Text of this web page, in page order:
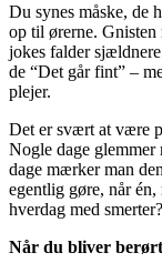
Du synes måske, de
op til ørerne. Gnisten
jokes falder
de “Det går fint” –
plejer.
Det er svært at være
Nogle dage
dage mærker man
egentlig gøre, når
hverdag med smerter?
Når du bliver berørt